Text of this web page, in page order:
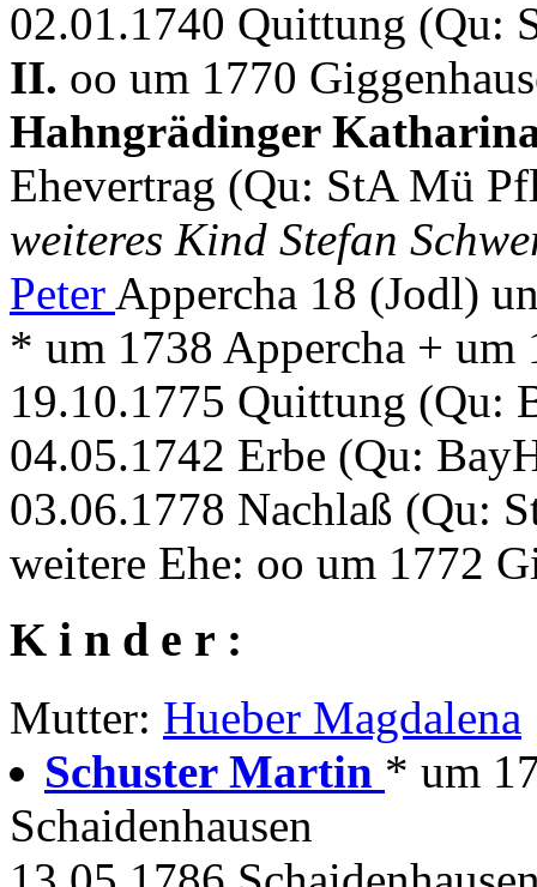
02.01.1740 Quittung (Qu:
II. oo um 1770
Hahngrädinger
Ehevertrag (Qu: StA Mü
weiteres Kind Stefan
Peter Appercha 18 (Jodl)
* um 1738 Appercha + um
19.10.1775 Quittung (Qu:
04.05.1742 Erbe (Qu:
03.06.1778 Nachlaß (Qu:
weitere Ehe: oo um 1772
K i n d e r :
Mutter: Hueber Magdalena
Schuster Martin * um
Schaidenhausen